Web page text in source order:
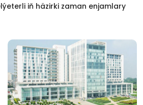
iň häzirki zaman enjamlary